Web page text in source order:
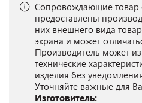
Сопровождающие товар
предоставлены
них внешнего вида
экрана и может
Производитель может
технические
изделия без
Уточняйте важные для
Изготовитель: